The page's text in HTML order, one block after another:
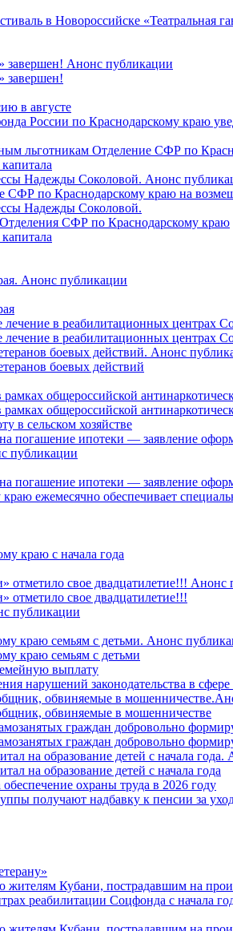
в Новороссийске «Театральная
завершен! Анонс публикации
завершен!
в августе
России по Краснодарскому краю
льготникам Отделение СФР по
Надежды Соколовой. Анонс
СФР по Краснодарскому краю на
Надежды Соколовой.
Отделения СФР по Краснодарскому краю
Анонс публикации
в реабилитационных центрах
в реабилитационных центрах
боевых действий. Анонс
боевых действий
общероссийской
общероссийской
в сельском хозяйстве
погашение ипотеки — заявление
публикации
погашение ипотеки — заявление
ежемесячно обеспечивает
краю с начала года
отметило свое двадцатилетие!!! Анонс
отметило свое двадцатилетие!!!
краю семьям с детьми. Анонс
краю семьям с детьми
выплату
нарушений законодательства в
обвиняемые в
обвиняемые в мошенничестве
граждан добровольно
граждан добровольно
на образование детей с начала
на образование детей с начала года
охраны труда в 2026 году
получают надбавку к пенсии за
Кубани, пострадавшим на
реабилитации Соцфонда с начала